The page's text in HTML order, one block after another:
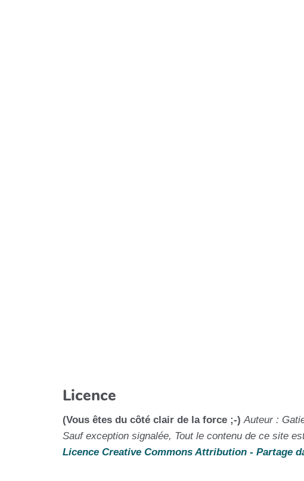
Licence
(Vous êtes du côté clair de la force ;-) Auteur :
Sauf exception signalée, Tout le contenu de ce site
Licence Creative Commons Attribution - Partage